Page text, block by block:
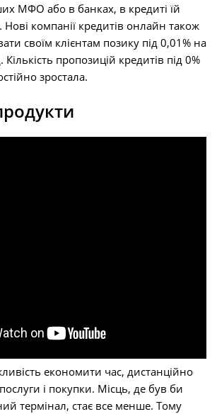
МФО або в банках, в кредиті їй
компанії кредитів онлайн також
своїм клієнтам позику під 0,01% на
Кількість пропозицій кредитів під 0%
зростала.
економити час, дистанційно
і покупки. Місць, де був би
термінал, стає все менше. Тому